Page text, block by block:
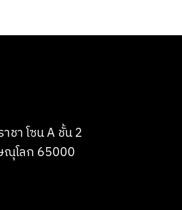
า โซน A ชั้น 2
ณุโลก 65000